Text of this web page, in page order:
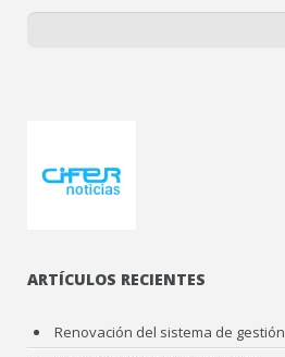
ARTÍCULOS RECIENTES
Renovación del sistema de gestión